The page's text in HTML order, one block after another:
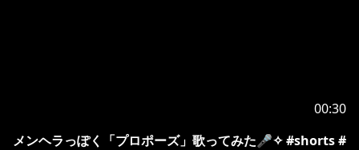
00:30
メンヘラっぽく「プロポーズ」歌ってみた🎤✧︎ #shorts #